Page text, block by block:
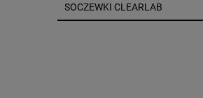
SOCZEWKI CLEARLAB